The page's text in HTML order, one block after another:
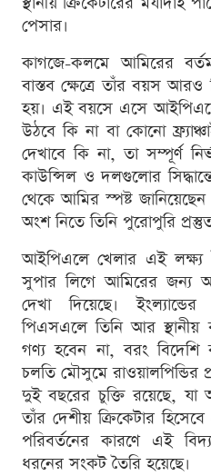
পেসার।
কাগজে-কলমে আমিরের
বাস্তব ক্ষেত্রে তাঁর বয়স আরও
হয়। এই বয়সে এসে
উঠবে কি না বা কোনো
দেখাবে কি না, তা সম্পূর্ণ
কাউন্সিল ও দলগুলোর
থেকে আমির স্পষ্ট
অংশ নিতে তিনি পুরোপুরি
আইপিএলে খেলার এই লক্ষ্য
সুপার লিগে আমিরের জন্য
দেখা দিয়েছে।
পিএসএলে তিনি আর স্থানীয়
গণ্য হবেন না, বরং বিদেশি
চলতি মৌসুমে রাওয়ালপিন্ডির
দুই বছরের চুক্তি রয়েছে, যা
তাঁর দেশীয় ক্রিকেটার
পরিবর্তনের কারণে এই
ধরনের সংকট তৈরি হয়েছে।